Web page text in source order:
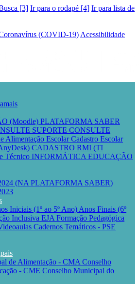
[3] Ir para o rodapé [4] Ir para lista de
(COVID-19) Acessibilidade
(Moodle) PLATAFORMA SABER
SUPORTE CONSULTE
Alimentação EscolarCadastro Escolar
CADASTRO RMI (TI
Técnico INFORMÁTICA EDUCAÇÃO
(NA PLATAFORMA SABER)
Iniciais (1º ao 5º Ano) Anos Finais (6º
Inclusiva EJA Formação Pedagógica
Cadernos Temáticos - PSE
de Alimentação - CMA Conselho
- CME Conselho Municipal do